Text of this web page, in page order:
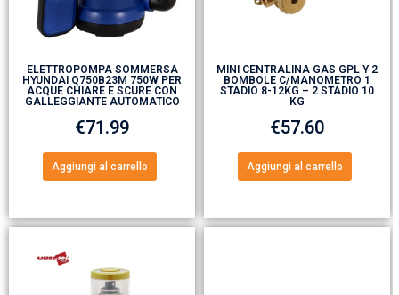
ELETTROPOMPA SOMMERSA
HYUNDAI Q750B23M 750W PER
ACQUE CHIARE E SCURE CON
GALLEGGIANTE AUTOMATICO
€71.99
Aggiungi al carrello
MINI CENTRALINA GAS GPL Y 2
BOMBOLE C/MANOMETRO 1
STADIO 8-12KG – 2 STADIO 10
KG
€57.60
Aggiungi al carrello